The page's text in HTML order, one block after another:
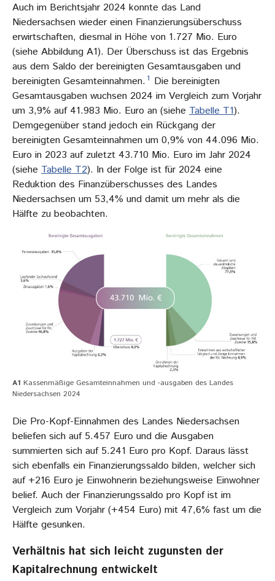
Auch im Berichtsjahr 2024 konnte das Land
Niedersachsen wieder einen Finanzierungsüberschuss
erwirtschaften, diesmal in Höhe von 1.727 Mio. Euro
(siehe Abbildung A1). Der Überschuss ist das Ergebnis
aus dem Saldo der bereinigten Gesamtausgaben und
bereinigten Gesamteinnahmen. 1 Die bereinigten
Gesamtausgaben wuchsen 2024 im Vergleich zum Vorjahr
um 3,9% auf 41.983 Mio. Euro an (siehe Tabelle T1).
Demgegenüber stand jedoch ein Rückgang der
bereinigten Gesamteinnahmen um 0,9% von 44.096 Mio.
Euro in 2023 auf zuletzt 43.710 Mio. Euro im Jahr 2024
(siehe Tabelle T2). In der Folge ist für 2024 eine
Reduktion des Finanzüberschusses des Landes
Niedersachsen um 53,4% und damit um mehr als die
Hälfte zu beobachten.
A1 Kassenmäßige Gesamteinnahmen und -ausgaben des Landes
Niedersachsen 2024
Die Pro-Kopf-Einnahmen des Landes Niedersachsen
beliefen sich auf 5.457 Euro und die Ausgaben
summierten sich auf 5.241 Euro pro Kopf. Daraus lässt
sich ebenfalls ein Finanzierungssaldo bilden, welcher sich
auf +216 Euro je Einwohnerin beziehungsweise Einwohner
belief. Auch der Finanzierungssaldo pro Kopf ist im
Vergleich zum Vorjahr (+454 Euro) mit 47,6% fast um die
Hälfte gesunken.
Verhältnis hat sich leicht zugunsten der
Kapitalrechnung entwickelt